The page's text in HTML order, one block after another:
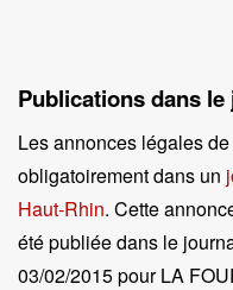
Publications dans
Les annonces légales
obligatoirement dans un
Haut-Rhin. Cette
été publiée dans le
03/02/2015 pour LA